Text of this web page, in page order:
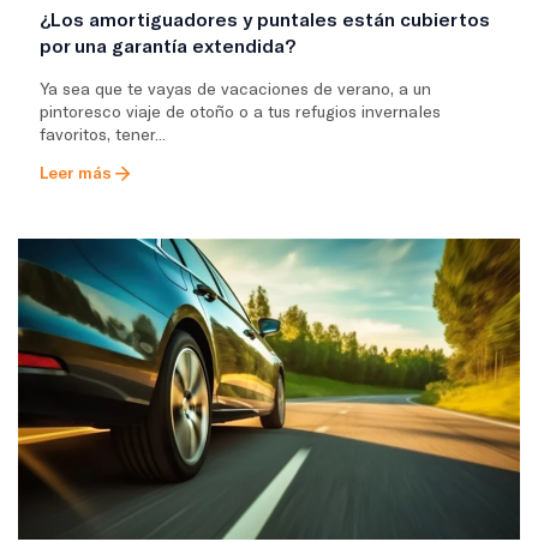
¿Los amortiguadores y puntales están cubiertos
por una garantía extendida?
Ya sea que te vayas de vacaciones de verano, a un
pintoresco viaje de otoño o a tus refugios invernales
favoritos, tener...
Leer más